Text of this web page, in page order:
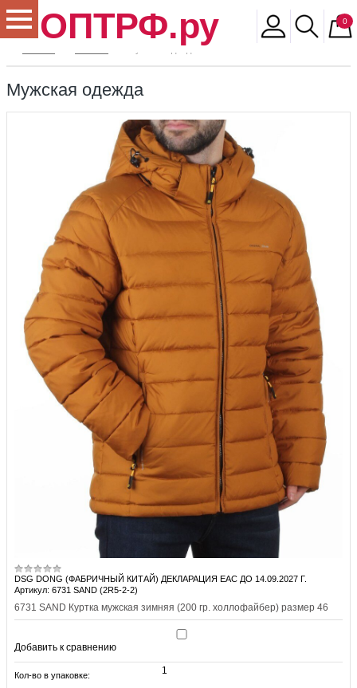
ОПТРФ.ру 0
Мужская одежда
DSG DONG (ФАБРИЧНЫЙ КИТАЙ) ДЕКЛАРАЦИЯ EAC ДО 14.09.2027 Г.
Артикул: 6731 SAND (2R5-2-2)
6731 SAND Куртка мужская зимняя (200 гр. холлофайбер) размер 46
Добавить к сравнению
Кол-во в упаковке: 1